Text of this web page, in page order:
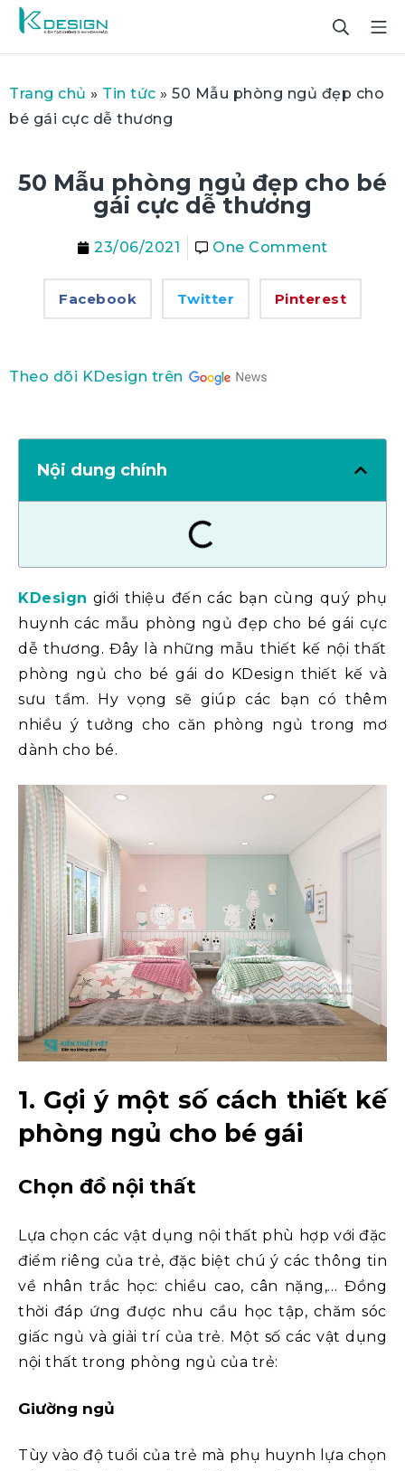
Trang chủ » Tin tức » 50 Mẫu phòng ngủ đẹp cho
bé gái cực dễ thương
50 Mẫu phòng ngủ đẹp cho bé
gái cực dễ thương
23/06/2021 One Comment
Facebook Twitter Pinterest
Theo dõi KDesign trên
Nội dung chính
KDesign giới thiệu đến các bạn cùng quý phụ
huynh các mẫu phòng ngủ đẹp cho bé gái cực
dễ thương. Đây là những mẫu thiết kế nội thất
phòng ngủ cho bé gái do KDesign thiết kế và
sưu tầm. Hy vọng sẽ giúp các bạn có thêm
nhiều ý tưởng cho căn phòng ngủ trong mơ
dành cho bé.
1. Gợi ý một số cách thiết kế
phòng ngủ cho bé gái
Chọn đồ nội thất
Lựa chọn các vật dụng nội thất phù hợp với đặc
điểm riêng của trẻ, đặc biệt chú ý các thông tin
về nhân trắc học: chiều cao, cân nặng,… Đồng
thời đáp ứng được nhu cầu học tập, chăm sóc
giấc ngủ và giải trí của trẻ. Một số các vật dụng
nội thất trong phòng ngủ của trẻ:
Giường ngủ
Tùy vào độ tuổi của trẻ mà phụ huynh lựa chọn